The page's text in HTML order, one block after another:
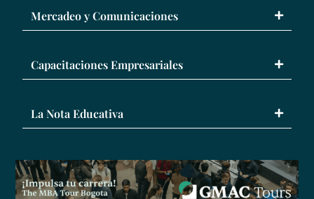
Mercadeo y Comunicaciones
Capacitaciones Empresariales
La Nota Educativa